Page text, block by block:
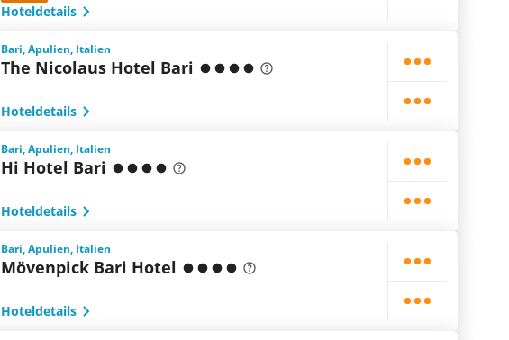
Hoteldetails
Bari, Apulien, Italien
The Nicolaus Hotel Bari
Hoteldetails
Bari, Apulien, Italien
Hi Hotel Bari
Hoteldetails
Bari, Apulien, Italien
Mövenpick Bari Hotel
Hoteldetails